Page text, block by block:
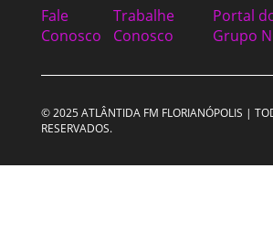
Fale
Conosco
Trabalhe
Conosco
Portal
Grupo
© 2025 ATLÂNTIDA FM FLORIANÓPOLIS |
RESERVADOS.